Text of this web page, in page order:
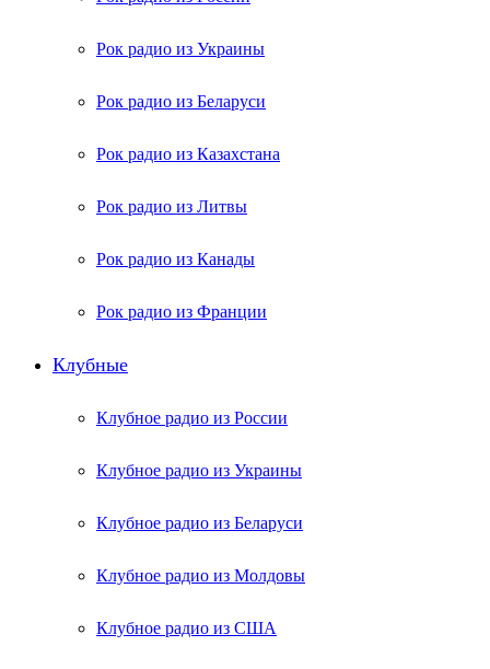
Рок радио из Украины
Рок радио из Беларуси
Рок радио из Казахстана
Рок радио из Литвы
Рок радио из Канады
Рок радио из Франции
Клубные
Клубное радио из России
Клубное радио из Украины
Клубное радио из Беларуси
Клубное радио из Молдовы
Клубное радио из США